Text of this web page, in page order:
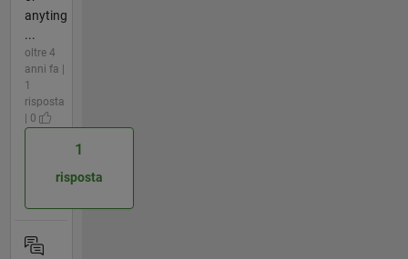
anyting
...
oltre 4
anni fa |
1
risposta
| 0
1
risposta